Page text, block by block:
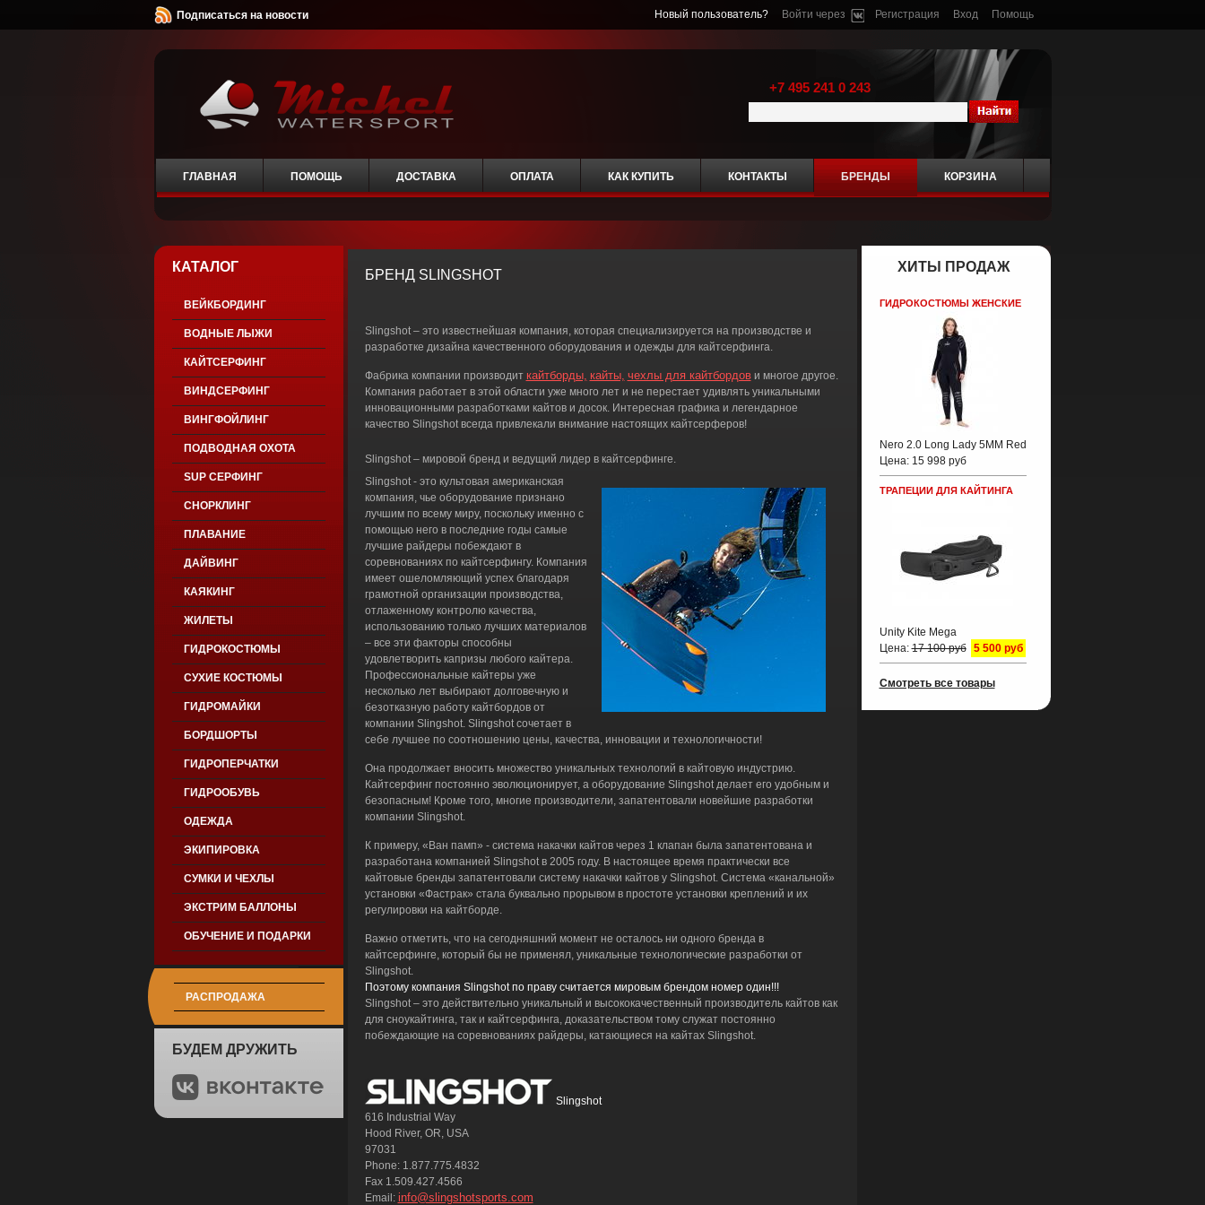
Подписаться на новости Новый пользователь? Войти через Регистрация Вход Помощь
+7 495 241 0 243
ГЛАВНАЯ ПОМОЩЬ ДОСТАВКА ОПЛАТА КАК КУПИТЬ КОНТАКТЫ БРЕНДЫ КОРЗИНА
КАТАЛОГ
ВЕЙКБОРДИНГ
ВОДНЫЕ ЛЫЖИ
КАЙТСЕРФИНГ
ВИНДСЕРФИНГ
ВИНГФОЙЛИНГ
ПОДВОДНАЯ ОХОТА
SUP СЕРФИНГ
СНОРКЛИНГ
ПЛАВАНИЕ
ДАЙВИНГ
КАЯКИНГ
ЖИЛЕТЫ
ГИДРОКОСТЮМЫ
СУХИЕ КОСТЮМЫ
ГИДРОМАЙКИ
БОРДШОРТЫ
ГИДРОПЕРЧАТКИ
ГИДРООБУВЬ
ОДЕЖДА
ЭКИПИРОВКА
СУМКИ И ЧЕХЛЫ
ЭКСТРИМ БАЛЛОНЫ
ОБУЧЕНИЕ И ПОДАРКИ
РАСПРОДАЖА
БУДЕМ ДРУЖИТЬ
ХИТЫ ПРОДАЖ
ГИДРОКОСТЮМЫ ЖЕНСКИЕ
Nero 2.0 Long Lady 5MM Red
Цена: 15 998 руб
ТРАПЕЦИИ ДЛЯ КАЙТИНГА
Unity Kite Mega
Цена:17 100 руб 5 500 руб
Смотреть все товары
БРЕНД SLINGSHOT
Slingshot – это известнейшая компания, которая специализируется на производстве и
разработке дизайна качественного оборудования и одежды для кайтсерфинга.
Фабрика компании производит кайтборды, кайты, чехлы для кайтбордови многое другое.
Компания работает в этой области уже много лет и не перестает удивлять уникальными
инновационными разработками кайтов и досок. Интересная графика и легендарное
качество Slingshot всегда привлекали внимание настоящих кайтсерферов!
Slingshot – мировой бренд и ведущий лидер в кайтсерфинге.
Slingshot - это культовая американская
компания, чье оборудование признано
лучшим по всему миру, поскольку именно с
помощью него в последние годы самые
лучшие райдеры побеждают в
соревнованиях по кайтсерфингу. Компания
имеет ошеломляющий успех благодаря
грамотной организации производства,
отлаженному контролю качества,
использованию только лучших материалов
– все эти факторы способны
удовлетворить капризы любого кайтера.
Профессиональные кайтеры уже
несколько лет выбирают долговечную и
безотказную работу кайтбордов от
компании Slingshot. Slingshot сочетает в
себе лучшее по соотношению цены, качества, инновации и технологичности!
Она продолжает вносить множество уникальных технологий в кайтовую индустрию.
Кайтсерфинг постоянно эволюционирует, а оборудование Slingshot делает его удобным и
безопасным! Кроме того, многие производители, запатентовали новейшие разработки
компании Slingshot.
К примеру, «Ван памп» - система накачки кайтов через 1 клапан была запатентована и
разработана компанией Slingshot в 2005 году. В настоящее время практически все
кайтовые бренды запатентовали систему накачки кайтов у Slingshot. Система «канальной»
установки «Фастрак» стала буквально прорывом в простоте установки креплений и их
регулировки на кайтборде.
Важно отметить, что на сегодняшний момент не осталось ни одного бренда в
кайтсерфинге, который бы не применял, уникальные технологические разработки от
Slingshot.
Поэтому компания Slingshot по праву считается мировым брендом номер один!!!
Slingshot – это действительно уникальный и высококачественный производитель кайтов как
для сноукайтинга, так и кайтсерфинга, доказательством тому служат постоянно
побеждающие на соревнованиях райдеры, катающиеся на кайтах Slingshot.
Slingshot
616 Industrial Way
Hood River, OR, USA
97031
Phone: 1.877.775.4832
Fax 1.509.427.4566
Email: info@slingshotsports.com